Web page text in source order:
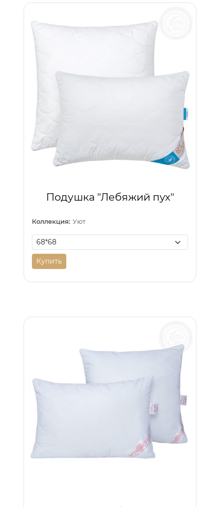
Подушка "Лебяжий пух"
Коллекция: Уют
Купить